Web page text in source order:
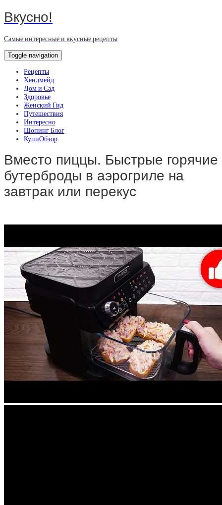
Вкусно!
Самые интересные и вкусные рецепты
Toggle navigation
Рецепты
Хендмейд
Дом и Сад
Здоровье
Женский Гид
Путешествия
Интересно
Шопинг Блог
КупиОбзор
Вместо пиццы. Быстрые горячие
бутерброды в аэрогриле на
завтрак или перекус